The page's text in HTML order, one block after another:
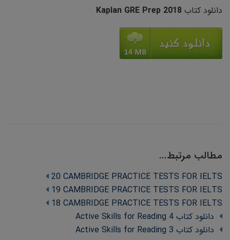
دانلود کتاب Kaplan GRE Prep 2018
مطالب مرتبط...
20 CAMBRIDGE PRACTICE TESTS FOR IELTS
19 CAMBRIDGE PRACTICE TESTS FOR IELTS
18 CAMBRIDGE PRACTICE TESTS FOR IELTS
دانلود کتاب Active Skills for Reading 4
دانلود کتاب Active Skills for Reading 3